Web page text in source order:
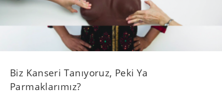
​Biz Kanseri Tanıyoruz, Peki Ya
Parmaklarımız?